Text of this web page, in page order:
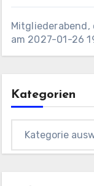
am 2027-01-26
Kategorien